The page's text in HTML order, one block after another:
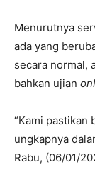
Menurutnya
ada yang
secara normal,
bahkan ujian
“Kami pastikan
ungkapnya
Rabu, (06/01/